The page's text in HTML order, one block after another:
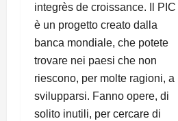
integrès de croissance. Il PIC
è un progetto creato dalla
banca mondiale, che potete
trovare nei paesi che non
riescono, per molte ragioni, a
svilupparsi. Fanno opere, di
solito inutili, per cercare di